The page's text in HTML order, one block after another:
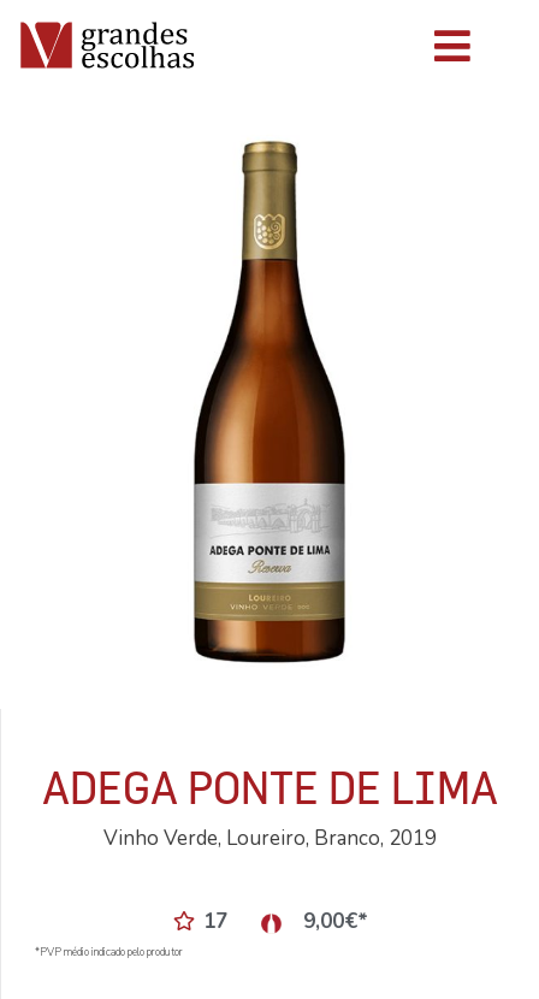
ADEGA PONTE DE LIMA
Vinho Verde, Loureiro, Branco, 2019
17 9,00€*
*PVP médio indicado pelo produtor